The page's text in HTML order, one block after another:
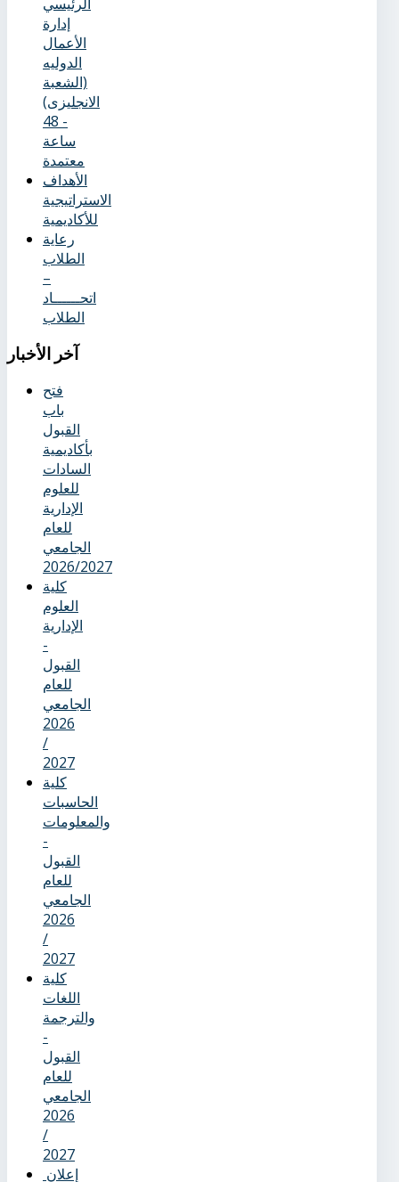
إدارة
الأعمال
الدوليه
(الشعبة
الانجليزى)
- 48
ساعة
معتمدة
الأهداف
الاستراتيجية
للأكاديمية
رعاية
الطلاب
–
اتحــــــاد
الطلاب
آخر
الأخبار
فتح
باب
القبول
بأكاديمية
السادات
للعلوم
الإدارية
للعام
الجامعي
2026/2027
كلية
العلوم
الإدارية
-
القبول
للعام
الجامعي
2026
/
2027
كلية
الحاسبات
والمعلومات
-
القبول
للعام
الجامعي
2026
/
2027
كلية
اللغات
والترجمة
-
القبول
للعام
الجامعي
2026
/
2027